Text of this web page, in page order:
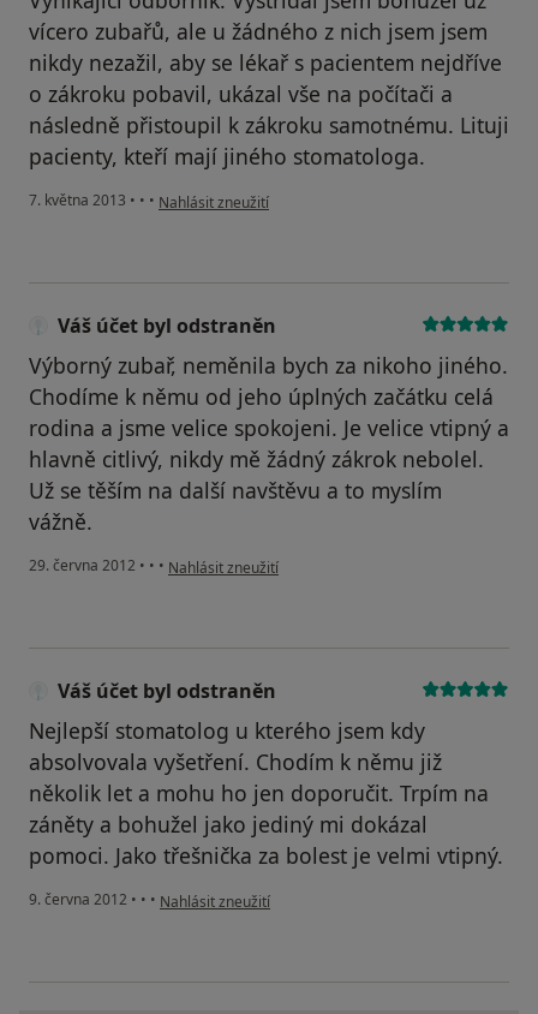
vícero zubařů, ale u žádného z nich jsem jsem
nikdy nezažil, aby se lékař s pacientem nejdříve
o zákroku pobavil, ukázal vše na počítači a
následně přistoupil k zákroku samotnému. Lituji
pacienty, kteří mají jiného stomatologa.
7. května 2013 • • • podle názoru uživatele Váš účet byl odstraněn
Nahlásit zneužití
Váš účet byl odstraněn
Výborný zubař, neměnila bych za nikoho jiného.
Chodíme k němu od jeho úplných začátku celá
rodina a jsme velice spokojeni. Je velice vtipný a
hlavně citlivý, nikdy mě žádný zákrok nebolel.
Už se těším na další navštěvu a to myslím
vážně.
29. června 2012 • • • podle názoru uživatele Váš účet byl odstraněn
Nahlásit zneužití
Váš účet byl odstraněn
Nejlepší stomatolog u kterého jsem kdy
absolvovala vyšetření. Chodím k němu již
několik let a mohu ho jen doporučit. Trpím na
záněty a bohužel jako jediný mi dokázal
pomoci. Jako třešnička za bolest je velmi vtipný.
9. června 2012 • • • podle názoru uživatele Váš účet byl odstraněn
Nahlásit zneužití